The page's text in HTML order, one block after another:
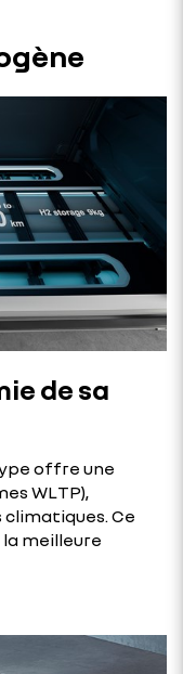
de sa
offre une
WLTP),
Ce
meilleure